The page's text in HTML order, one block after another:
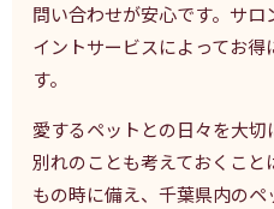
問い合わせが安心です。サ
イントサービスによってお
す。
愛するペットとの日々を大
別れのことも考えておくこ
もの時に備え、千葉県内の